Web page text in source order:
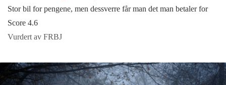
Stor bil for pengene, men dessverre får man det man betaler for
Score 4.6
Vurdert av FRBJ